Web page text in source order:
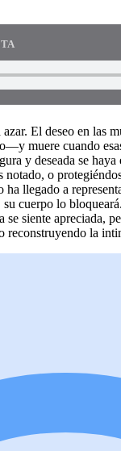
El deseo en las
muere cuando
y deseada se
o
ha llegado a
su cuerpo lo
siente apreciada,
reconstruyendo la